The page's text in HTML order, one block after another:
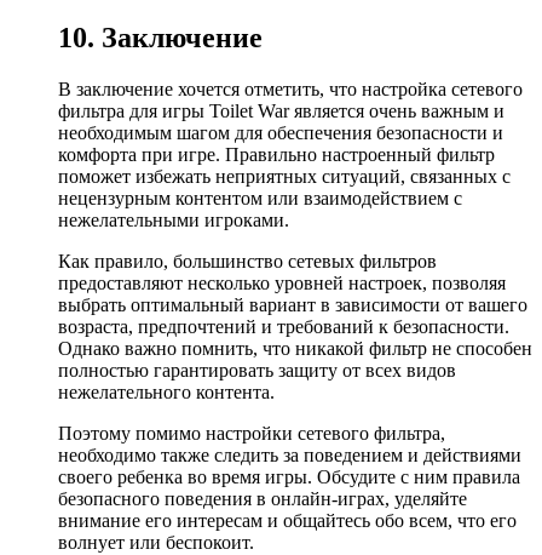
10. Заключение
В заключение хочется отметить, что настройка сетевого
фильтра для игры Toilet War является очень важным и
необходимым шагом для обеспечения безопасности и
комфорта при игре. Правильно настроенный фильтр
поможет избежать неприятных ситуаций, связанных с
нецензурным контентом или взаимодействием с
нежелательными игроками.
Как правило, большинство сетевых фильтров
предоставляют несколько уровней настроек, позволяя
выбрать оптимальный вариант в зависимости от вашего
возраста, предпочтений и требований к безопасности.
Однако важно помнить, что никакой фильтр не способен
полностью гарантировать защиту от всех видов
нежелательного контента.
Поэтому помимо настройки сетевого фильтра,
необходимо также следить за поведением и действиями
своего ребенка во время игры. Обсудите с ним правила
безопасного поведения в онлайн-играх, уделяйте
внимание его интересам и общайтесь обо всем, что его
волнует или беспокоит.